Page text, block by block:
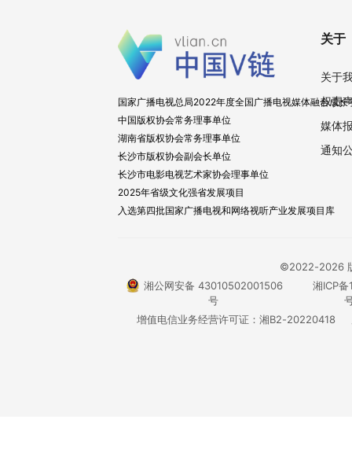
国家广播电视总局2022年度全国广播电视媒体融合成长
中国版权协会常务理事单位
湖南省版权协会常务理事单位
长沙市版权协会副会长单位
长沙市电影电视艺术家协会理事单位
2025年省级文化强省发展项目
入选第四批国家广播电视和网络视听产业发展项目库
关于
关于
权责
媒体
通知
©2022-2026
湘公网安备 43010502001506
号
湘ICP
增值电信业务经营许可证：湘B2-20220418